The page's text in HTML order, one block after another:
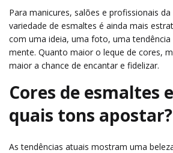
Para manicures, salões e profissionais
variedade de esmaltes é ainda mais
com uma ideia, uma foto, uma
mente. Quanto maior o leque de cores,
maior a chance de encantar e fidelizar.
Cores de esmaltes
quais tons apostar?
As tendências atuais mostram uma